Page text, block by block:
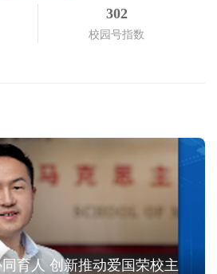
302
校园号指数
育人 创新推动爱国荣校主